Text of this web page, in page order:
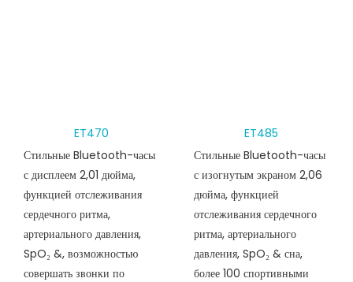
ET470
Стильные Bluetooth-часы
с дисплеем 2,01 дюйма,
функцией отслеживания
сердечного ритма,
артериального давления,
SpO₂ &, возможностью
совершать звонки по
ET485
Стильные Bluetooth-часы
с изогнутым экраном 2,06
дюйма, функцией
отслеживания сердечного
ритма, артериального
давления, SpO₂ & сна,
более 100 спортивными